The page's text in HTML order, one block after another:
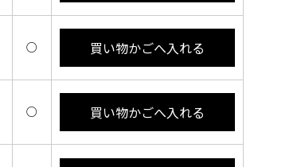
○ 買い物かごへ入れる
○ 買い物かごへ入れる